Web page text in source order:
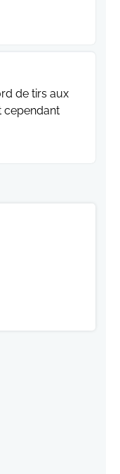
de tirs aux
cependant